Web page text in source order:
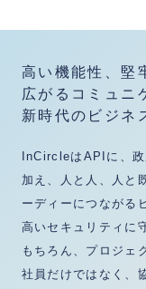
高い機能性、堅
広がるコミュニ
新時代のビジネ
InCircleはAPIに、政
加え、人と人、人と
ーディーにつながる
高いセキュリティに
もちろん、プロジェ
社員だけではなく、